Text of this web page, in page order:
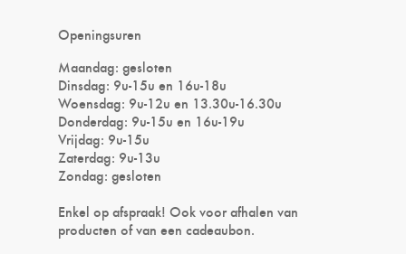
Openingsuren
Maandag: gesloten
Dinsdag: 9u-15u en 16u-18u
Woensdag: 9u-12u en 13.30u-16.30u
Donderdag: 9u-15u en 16u-19u
Vrijdag: 9u-15u
Zaterdag: 9u-13u
Zondag: gesloten
Enkel op afspraak! Ook voor afhalen van
producten of van een cadeaubon.